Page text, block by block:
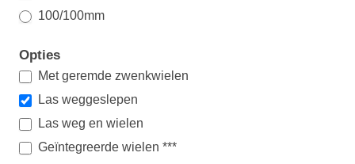
100/100mm
Opties
Met geremde zwenkwielen
Las weggeslepen
Las weg en wielen
Geïntegreerde wielen ***